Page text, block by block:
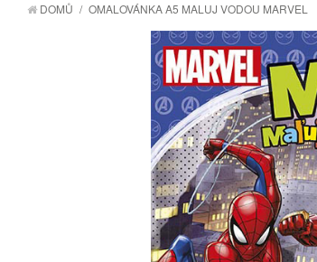
DOMŮ / OMALOVÁNKA A5 MALUJ VODOU MARVEL